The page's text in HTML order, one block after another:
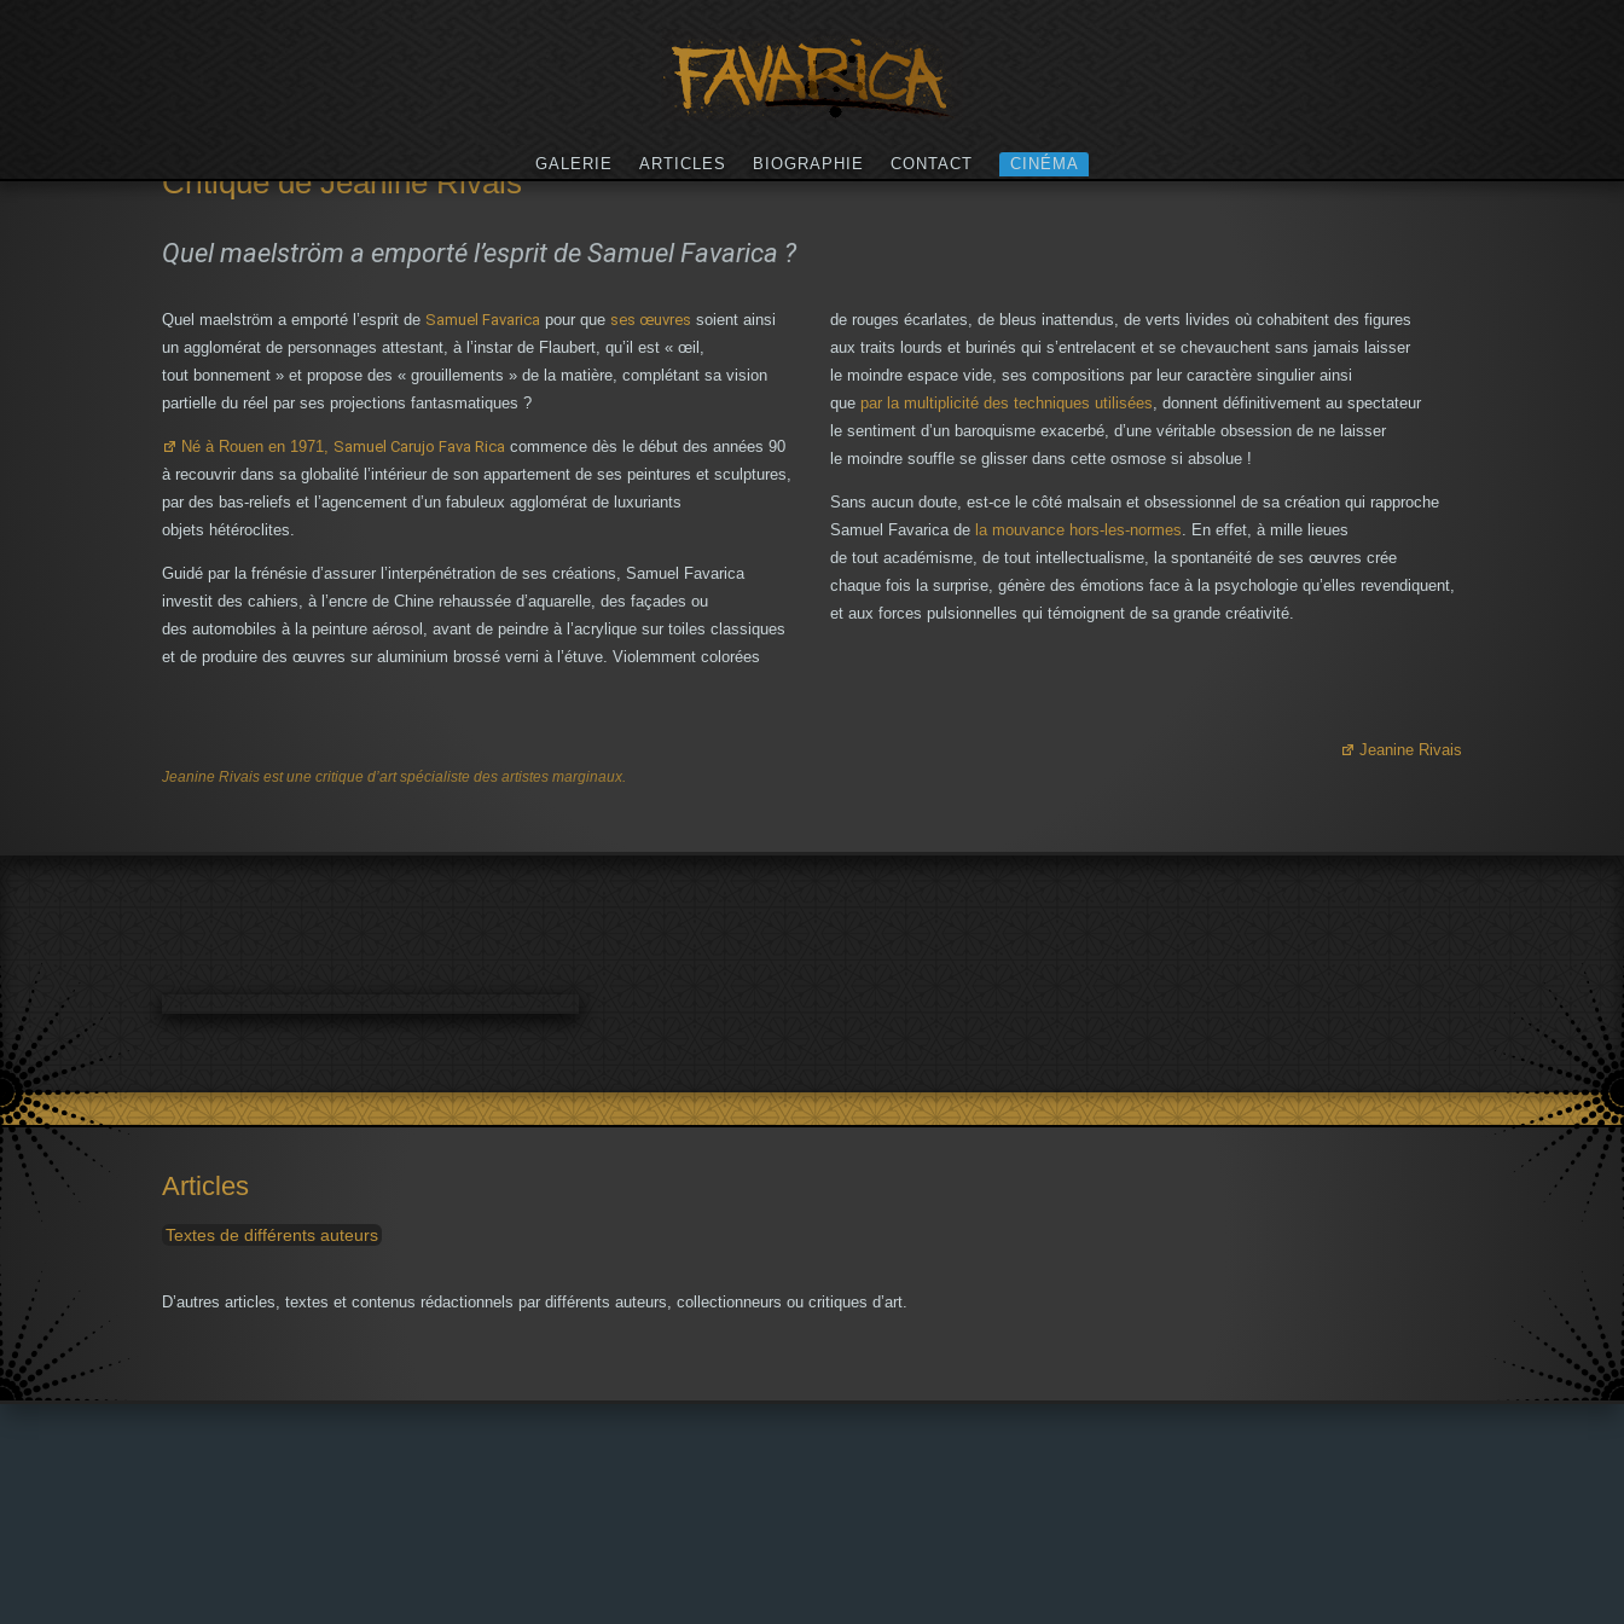
GALERIE ARTICLES BIOGRAPHIE CONTACT CINÉMA
Critique de Jeanine Rivais
Quel maelström a emporté l’esprit de Samuel Favarica ?
Quel maelström a emporté l’esprit de Samuel Favarica pour que ses œuvres soient ainsi
un agglomérat de personnages attestant, à l’instar de Flaubert, qu’il est « œil,
tout bonnement » et propose des « grouillements » de la matière, complétant sa vision
partielle du réel par ses projections fantasmatiques ?
Né à Rouen en 1971, Samuel Carujo Fava Rica commence dès le début des années 90
à recouvrir dans sa globalité l’intérieur de son appartement de ses peintures et sculptures,
par des bas‑reliefs et l’agencement d’un fabuleux agglomérat de luxuriants
objets hétéroclites.
Guidé par la frénésie d’assurer l’interpénétration de ses créations, Samuel Favarica
investit des cahiers, à l’encre de Chine rehaussée d’aquarelle, des façades ou
des automobiles à la peinture aérosol, avant de peindre à l’acrylique sur toiles classiques
et de produire des œuvres sur aluminium brossé verni à l’étuve. Violemment colorées
de rouges écarlates, de bleus inattendus, de verts livides où cohabitent des figures
aux traits lourds et burinés qui s’entrelacent et se chevauchent sans jamais laisser
le moindre espace vide, ses compositions par leur caractère singulier ainsi
que par la multiplicité des techniques utilisées, donnent définitivement au spectateur
le sentiment d’un baroquisme exacerbé, d’une véritable obsession de ne laisser
le moindre souffle se glisser dans cette osmose si absolue !
Sans aucun doute, est‑ce le côté malsain et obsessionnel de sa création qui rapproche
Samuel Favarica de la mouvance hors‑les‑normes. En effet, à mille lieues
de tout académisme, de tout intellectualisme, la spontanéité de ses œuvres crée
chaque fois la surprise, génère des émotions face à la psychologie qu’elles revendiquent,
et aux forces pulsionnelles qui témoignent de sa grande créativité.
Jeanine Rivais
Jeanine Rivais est une critique d’art spécialiste des artistes marginaux.
Articles
Textes de différents auteurs
D’autres articles, textes et contenus rédactionnels par différents auteurs, collectionneurs ou critiques d’art.